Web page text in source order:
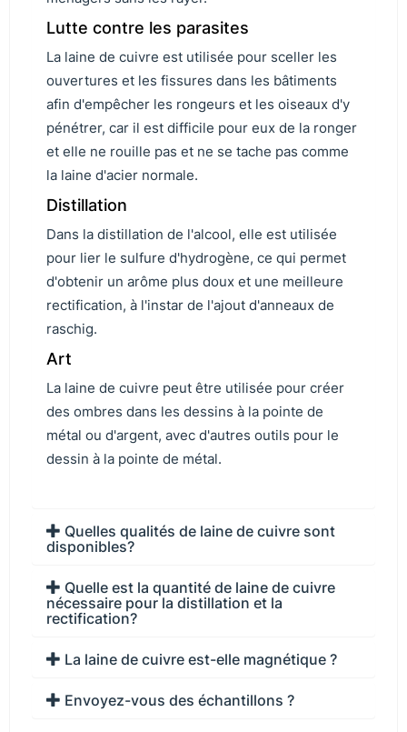
Lutte contre les parasites
La laine de cuivre est utilisée pour sceller les
ouvertures et les fissures dans les bâtiments
afin d'empêcher les rongeurs et les oiseaux d'y
pénétrer, car il est difficile pour eux de la ronger
et elle ne rouille pas et ne se tache pas comme
la laine d'acier normale.
Distillation
Dans la distillation de l'alcool, elle est utilisée
pour lier le sulfure d'hydrogène, ce qui permet
d'obtenir un arôme plus doux et une meilleure
rectification, à l'instar de l'ajout d'anneaux de
raschig.
Art
La laine de cuivre peut être utilisée pour créer
des ombres dans les dessins à la pointe de
métal ou d'argent, avec d'autres outils pour le
dessin à la pointe de métal.
Quelles qualités de laine de cuivre sont
disponibles?
Quelle est la quantité de laine de cuivre
nécessaire pour la distillation et la
rectification?
La laine de cuivre est-elle magnétique ?
Envoyez-vous des échantillons ?